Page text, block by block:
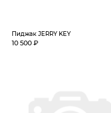
Пиджак JERRY KEY
10 500 ₽